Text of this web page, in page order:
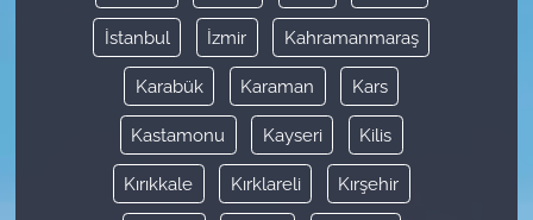
İstanbul İzmir Kahramanmaraş
Karabük Karaman Kars
Kastamonu Kayseri Kilis
Kırıkkale Kırklareli Kırşehir